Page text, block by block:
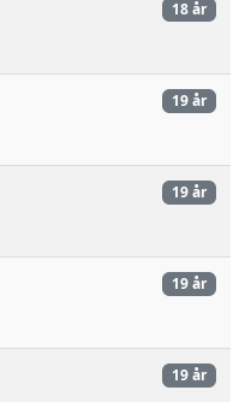
18 år
19 år
19 år
19 år
19 år